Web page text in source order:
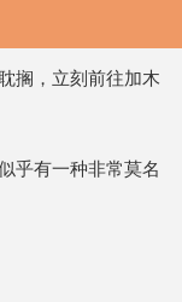
搁，立刻前往加木
乎有一种非常莫名